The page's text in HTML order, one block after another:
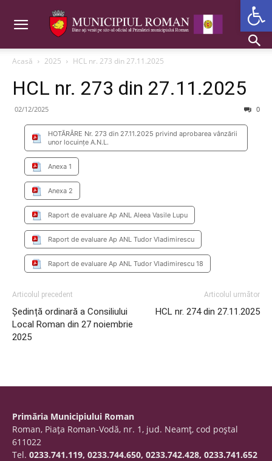
Acasă 2025 HCL nr. 273 din 27.11.2025
HCL nr. 273 din 27.11.2025
02/12/2025 0
HOTĂRÂRE Nr. 273 din 27.11.2025 privind aprobarea vânzării
unor locuințe A.N.L.
Anexa 1
Anexa 2
Raport de evaluare Ap ANL Aleea Vasile Lupu
Raport de evaluare Ap ANL Tudor Vladimirescu
Raport de evaluare Ap ANL Tudor Vladimirescu 18
Articolul precedent
Ședință ordinară a Consiliului
Local Roman din 27 noiembrie
2025
Articolul următor
HCL nr. 274 din 27.11.2025
Primăria Municipiului Roman
Roman, Piaţa Roman-Vodă, nr. 1, jud. Neamţ, cod poştal
611022
Tel. 0233.741.119, 0233.744.650, 0233.742.428, 0233.741.652